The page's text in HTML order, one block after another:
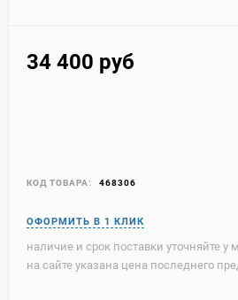
34 400 руб
КОД ТОВАРА: 468306
наличие и срок поставки уточняйте у
на сайте указана цена последнего